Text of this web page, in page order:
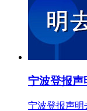
宁波登报声
宁波登报声明